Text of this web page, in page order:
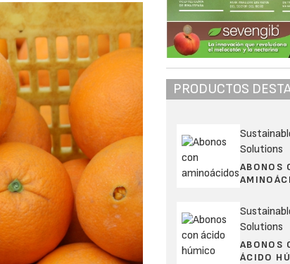
PRODUCTOS
Solutions
ABONOS
Solutions
ABONOS
ÁCIDO